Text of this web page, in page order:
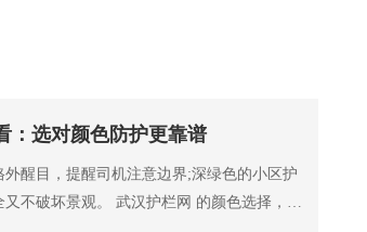
：选对颜色防护更靠谱
醒目，提醒司机注意边界;深绿色的小区护
不破坏景观。 武汉护栏网 的颜色选择，从